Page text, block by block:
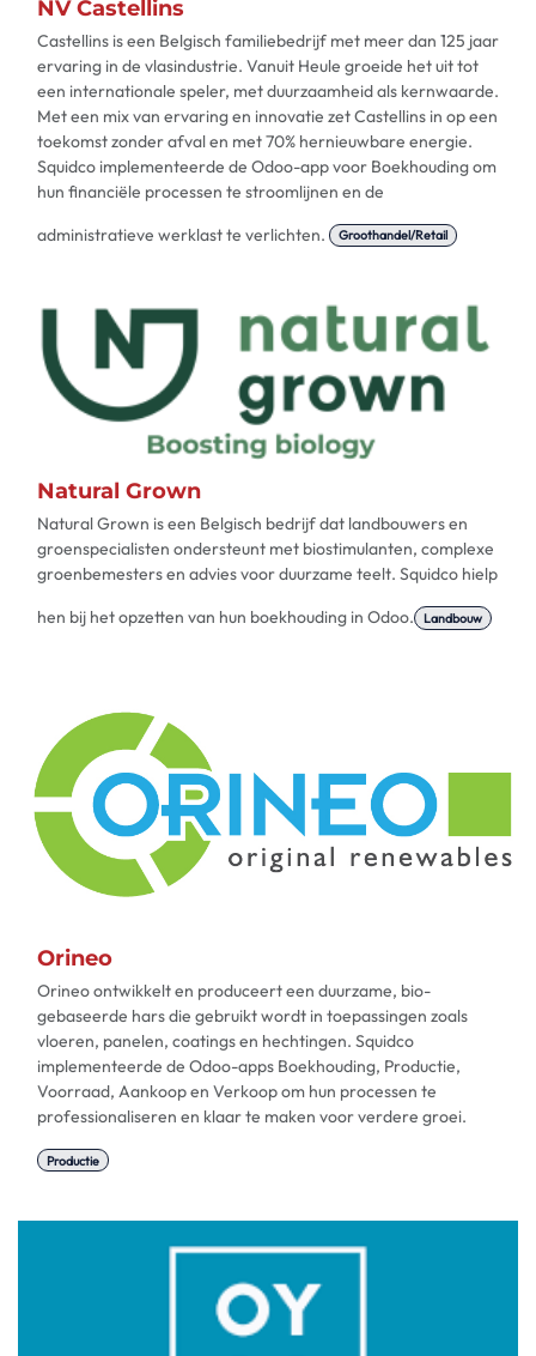
NV Castellins
Castellins is een Belgisch familiebedrijf met meer dan 125 jaar
ervaring in de vlasindustrie. Vanuit Heule groeide het uit tot
een internationale speler, met duurzaamheid als kernwaarde.
Met een mix van ervaring en innovatie zet Castellins in op een
toekomst zonder afval en met 70% hernieuwbare energie.
Squidco implementeerde de Odoo-app voor Boekhouding om
hun financiële processen te stroomlijnen en de
administratieve werklast te verlichten.
Groothandel/Retail
Natural Grown
Natural Grown is een Belgisch bedrijf dat landbouwers en
groenspecialisten ondersteunt met biostimulanten, complexe
groenbemesters en advies voor duurzame teelt. Squidco hielp
hen bij het opzetten van hun boekhouding in Odoo.​
Landbouw
Orineo
Orineo ontwikkelt en produceert een duurzame, bio-
gebaseerde hars die gebruikt wordt in toepassingen zoals
vloeren, panelen, coatings en hechtingen. Squidco
implementeerde de Odoo-apps Boekhouding, Productie,
Voorraad, Aankoop en Verkoop om hun processen te
professionaliseren en klaar te maken voor verdere groei.
Productie